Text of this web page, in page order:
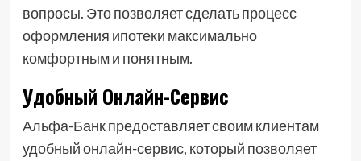
вопросы. Это позволяет сделать процесс
оформления ипотеки максимально
комфортным и понятным.
Удобный Онлайн-Сервис
Альфа-Банк предоставляет своим клиентам
удобный онлайн-сервис, который позволяет